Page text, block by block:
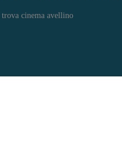
trova cinema avellino